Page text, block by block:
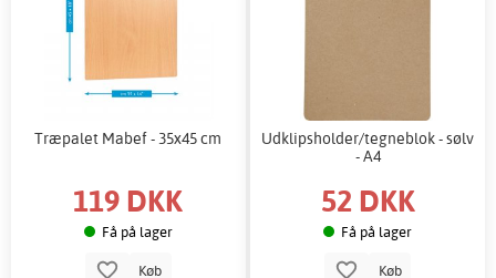
Træpalet Mabef - 35x45 cm
119 DKK
Få på lager
Køb
Udklipsholder/tegneblok - sølv
- A4
52 DKK
Få på lager
Køb